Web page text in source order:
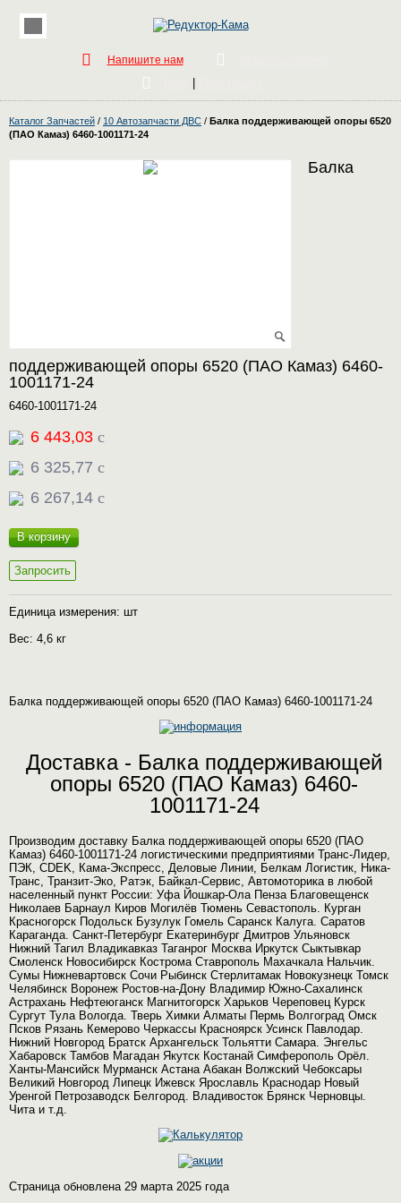
Напишите нам
Каталог Запчастей / 10 Автозапчасти ДВС / Балка поддерживающей опоры 6520
(ПАО Камаз) 6460-1001171-24
Балка
поддерживающей опоры 6520 (ПАО Камаз) 6460-
1001171-24
6460-1001171-24
6 443,03 c
6 325,77 c
6 267,14 c
В корзину
Запросить
Единица измерения: шт
Вес: 4,6 кг
Балка поддерживающей опоры 6520 (ПАО Камаз) 6460-1001171-24
Доставка - Балка поддерживающей
опоры 6520 (ПАО Камаз) 6460-
1001171-24
Производим доставку Балка поддерживающей опоры 6520 (ПАО
Камаз) 6460-1001171-24 логистическими предприятиями Транс-Лидер,
ПЭК, CDEK, Кама-Экспресс, Деловые Линии, Белкам Логистик, Ника-
Транс, Транзит-Эко, Ратэк, Байкал-Сервис, Автомоторика в любой
населенный пункт России: Уфа Йошкар-Ола Пенза Благовещенск
Николаев Барнаул Киров Могилёв Тюмень Севастополь. Курган
Красногорск Подольск Бузулук Гомель Саранск Калуга. Саратов
Караганда. Санкт-Петербург Екатеринбург Дмитров Ульяновск
Нижний Тагил Владикавказ Таганрог Москва Иркутск Сыктывкар
Смоленск Новосибирск Кострома Ставрополь Махачкала Нальчик.
Сумы Нижневартовск Сочи Рыбинск Стерлитамак Новокузнецк Томск
Челябинск Воронеж Ростов-на-Дону Владимир Южно-Сахалинск
Астрахань Нефтеюганск Магнитогорск Харьков Череповец Курск
Сургут Тула Вологда. Тверь Химки Алматы Пермь Волгоград Омск
Псков Рязань Кемерово Черкассы Красноярск Усинск Павлодар.
Нижний Новгород Братск Архангельск Тольятти Самара. Энгельс
Хабаровск Тамбов Магадан Якутск Костанай Симферополь Орёл.
Ханты-Мансийск Мурманск Астана Абакан Волжский Чебоксары
Великий Новгород Липецк Ижевск Ярославль Краснодар Новый
Уренгой Петрозаводск Белгород. Владивосток Брянск Черновцы.
Чита и т.д.
Страница обновлена 29 марта 2025 года